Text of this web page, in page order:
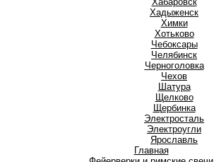
Хадыженск
Химки
Хотьково
Чебоксары
Челябинск
Черноголовка
Чехов
Шатура
Щелково
Щербинка
Электросталь
Электроугли
Ярославль
Главная